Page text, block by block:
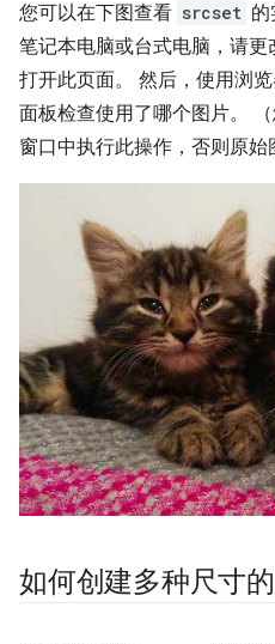
您可以在下图查看 srcset
笔记本电脑或台式电脑，请
打开此页面。 然后，使用浏览
面板检查使用了哪个图片。
窗口中执行此操作，否则原始
如何创建多种尺寸